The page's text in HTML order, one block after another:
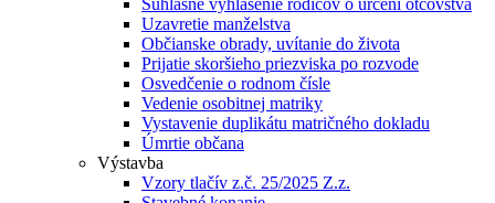
Súhlasné vyhlásenie rodičov o určení otcovstva
Uzavretie manželstva
Občianske obrady, uvítanie do života
Prijatie skoršieho priezviska po rozvode
Osvedčenie o rodnom čísle
Vedenie osobitnej matriky
Vystavenie duplikátu matričného dokladu
Úmrtie občana
Výstavba
Vzory tlačív z.č. 25/2025 Z.z.